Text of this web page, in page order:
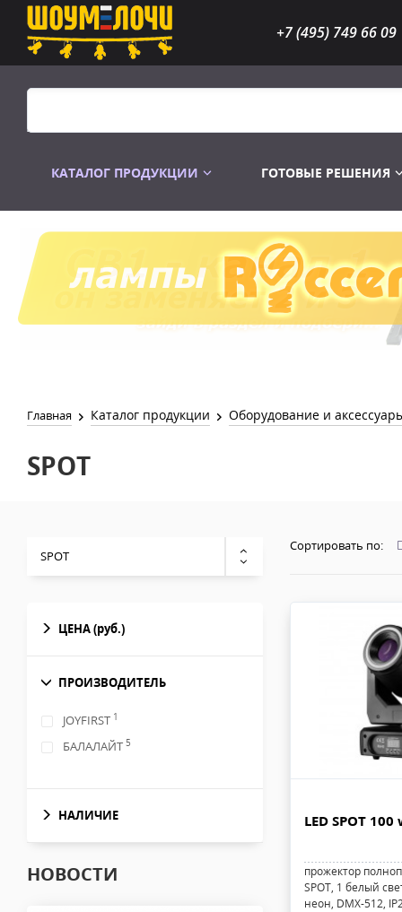
+7 (495) 749 66 09
КАТАЛОГ ПРОДУКЦИИ
Распродажа Лампы
ГОТОВЫЕ РЕШЕНИЯ
Главная Каталог продукции Оборудование и
SPOT
SPOT
ЦЕНА(руб.)
ПРОИЗВОДИТЕЛЬ
JOYFIRST 1
БАЛАЛАЙТ 5
НАЛИЧИЕ
НОВОСТИ
Сортировать по:
LED SPOT 100
прожектор
SPOT, 1 белый
неон, DMX-512,